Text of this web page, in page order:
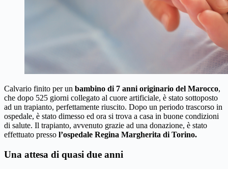
Calvario finito per un bambino di 7 anni originario del Marocco,
che dopo 525 giorni collegato al cuore artificiale, è stato sottoposto
ad un trapianto, perfettamente riuscito. Dopo un periodo trascorso in
ospedale, è stato dimesso ed ora si trova a casa in buone condizioni
di salute. Il trapianto, avvenuto grazie ad una donazione, è stato
effettuato presso l’ospedale Regina Margherita di Torino.
Una attesa di quasi due anni